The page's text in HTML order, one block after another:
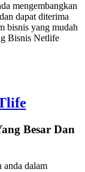
mengembangkan
dapat diterima
bisnis yang mudah
Bisnis Netlife
Besar Dan
anda dalam